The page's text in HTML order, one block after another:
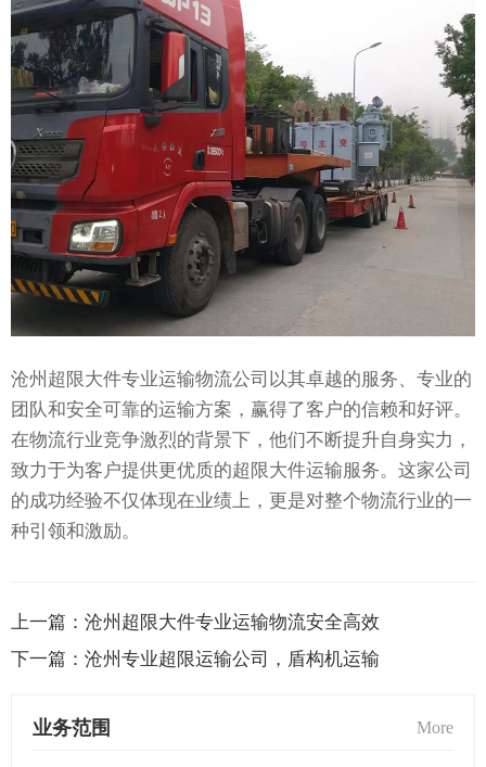
沧州超限大件专业运输物流公司以其卓越的服务、专业的
团队和安全可靠的运输方案，赢得了客户的信赖和好评。
在物流行业竞争激烈的背景下，他们不断提升自身实力，
致力于为客户提供更优质的超限大件运输服务。这家公司
的成功经验不仅体现在业绩上，更是对整个物流行业的一
种引领和激励。
上一篇： 沧州超限大件专业运输物流安全高效
下一篇： 沧州专业超限运输公司，盾构机运输
业务范围 More